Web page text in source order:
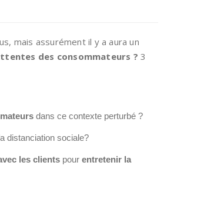
mais assurément il y a aura un
des consommateurs ? 3
dans ce contexte perturbé ?
distanciation sociale?
les clients pourentretenir la